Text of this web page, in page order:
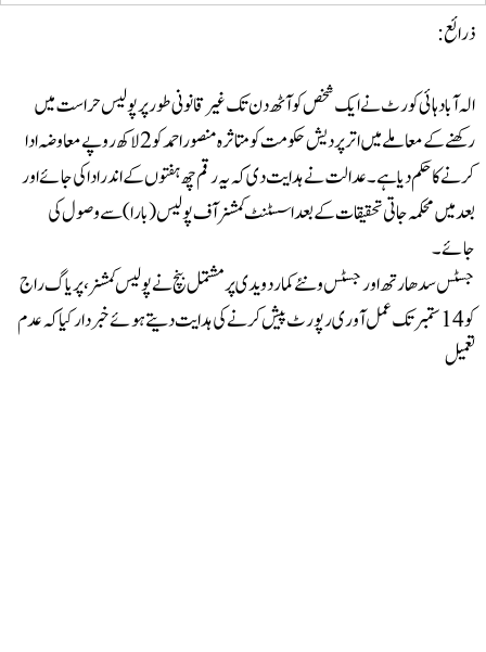
آباد ہائی کورٹ نے ایک شخص کو آٹھ دن تک غیر قانونی طور پر پولیس حراست میں
رکھنے کے معاملے میں اتر پردیش حکومت کو متاثرہ منصور احمد کو 2 لاکھ روپے معاوضہ ادا
کا حکم دیا ہے۔ عدالت نے ہدایت دی کہ یہ رقم چھ ہفتوں کے اندر ادا کی جائے اور
میں محکمہ جاتی تحقیقات کے بعد اسسٹنٹ کمشنر آف پولیس (بارا) سے وصول کی
سدھارتھ اور جسٹس ونئے کمار دویدی پر مشتمل بنچ نے پولیس کمشنر، پریاگ راج
کو 14 ستمبر تک عمل آوری رپورٹ پیش کرنے کی ہدایت دیتے ہوئے خبردار کیا کہ عدم